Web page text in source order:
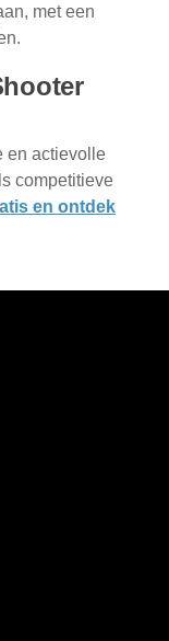
met een
en actievolle
competitieve
en ontdek